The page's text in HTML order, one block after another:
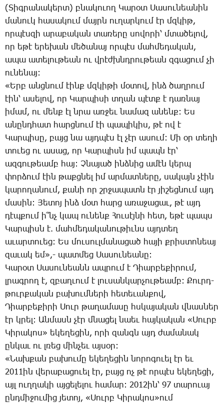
(­Տիգ­րա­նա­կերտ) բնա­կո­ւող ­Կա­րօտ ­Սա­սու­նեա­նին
մա­նուկ հա­սա­կում մայրն ու­ղար­կում էր մզկիթ,
որ­պէս­զի ա­րա­բա­կան տա­ռե­րը սո­վո­րի՝ մտա­ծե­լով,
որ ե­թէ ե­րե­խան մե­ծա­նայ որ­պէս մահ­մե­դա­կան,
ա­պա ա­տե­լու­թեան ու վրէժխնդ­րու­թեան զգա­ցում չի
ու­նե­նայ:
«Երբ անց­նում էինք մզկի­թի մօ­տով, ինձ ծաղ­րում
էին՝ ա­սե­լով, որ ­Կար­պի­սի տղան պէտք է դառ­նայ
ի­մամ, ու մենք էլ նրա առ­ջեւ նա­մազ ա­նենք: Ես
ա­նընդ­հատ հարց­նում էի պա­պի­կիս, թէ ով է
­Կար­պի­սը, բայց նա այդ­պէս էլ չէր ա­սում: ­Մի օր տե­ղի
տո­ւեց ու ա­սաց, որ ­Կար­պիսն իմ պապն էր՝
ազ­գու­թեամբ հայ: Չ­նա­յած ինձ­նից ա­մէն կերպ
փոր­ձում էին թաքց­նել իմ ար­մատ­նե­րը, սա­կայն չէին
կա­րո­ղա­նում, քա­նի որ շրջա­պատն էր յի­շեց­նում այդ
մա­սին: ­Յե­տոյ ինձ մօտ հարց ա­ռա­ջա­ցաւ, թէ այդ
դէպ­քում ի՞նչ կապ ու­նենք ­Հու­սէյ­նի հետ, ե­թէ պապս
­Կար­պիսն է. մահ­մե­դա­կա­նու­թիւնս այդ­տեղ
ա­ւար­տո­ւեց: Ես մու­սուլ­մա­նա­ցած հա­յի քրիս­տո­նեայ
զա­ւակ եմ»,- պատ­մեց ­Սա­սու­նեա­նը:
­Կա­րօտ ­Սա­սու­նեանն ապ­րում է ­Դիար­բե­քի­րում,
լրագ­րող է, զբաղ­ւում է լու­սան­կար­չու­թեամբ: ­Քուրդ-
թուր­քա­կան բա­խում­նե­րի հե­տե­ւան­քով,
­Դիար­բե­քի­րի ­Սուր թա­ղա­մա­սը հսկա­յա­կան վնաս­ներ
էր կրել: Ան­մասն չէր մնա­ցել նաեւ հայ­կա­կան «­Սուրբ
­Կի­րա­կոս» ե­կե­ղե­ցին, ո­րի զանգն այդ ժա­մա­նակ
ըն­կաւ ու լռեց մին­չեւ այ­սօր:
«­Նախ­քան բա­խու­մը ե­կե­ղե­ցին նո­րո­գո­ւել էր եւ
2011ին վե­րա­բա­ցո­ւել էր, բայց ոչ թէ որ­պէս ե­կե­ղե­ցի,
այլ ուղ­ղա­կի այ­ցե­լե­լու հա­մար: 2012ին՝ 97 տա­րո­ւայ
ընդ­մի­ջու­մից յե­տոյ, «­Սուրբ ­Կի­րա­կոս»ում